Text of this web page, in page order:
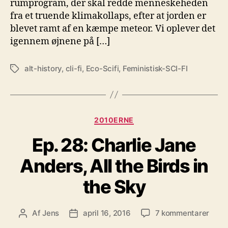
rumprogram, der skal redde menneskeheden
fra et truende klimakollaps, efter at jorden er
blevet ramt af en kæmpe meteor. Vi oplever det
igennem øjnene på […]
Tagsalt-history, cli-fi, Eco-Scifi, Feministisk-SCI-FI
Kategorier
2010ERNE
Ep. 28: Charlie Jane
Anders, All the Birds in
the Sky
Indlægsforfatter
AfJens Indlægsdato
april 16, 2016 7 kommentarertil